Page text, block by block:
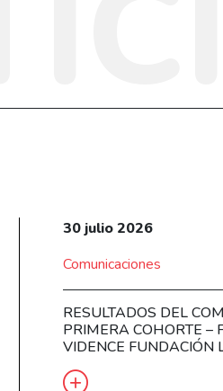
30 julio 2026
Comunicaciones
RESULTADOS DEL
PRIMERA COHORTE –
VIDENCE FUNDACIÓN